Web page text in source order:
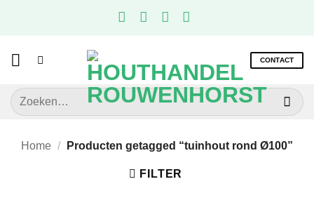
CONTACT
Zoeken
naar:
Home / Producten getagged “tuinhout rond Ø100”
FILTER